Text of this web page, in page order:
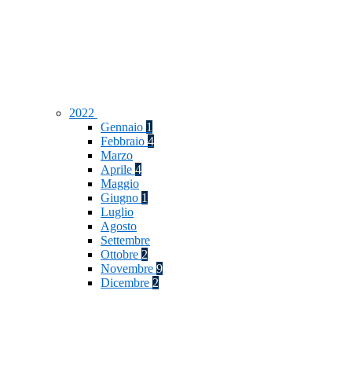
2022
Gennaio 1
Febbraio 4
Marzo
Aprile 4
Maggio
Giugno 1
Luglio
Agosto
Settembre
Ottobre 2
Novembre 9
Dicembre 2